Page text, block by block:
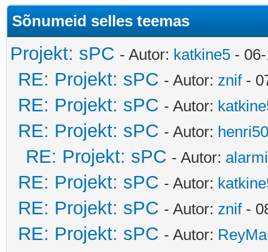
Sõnumeid selles teemas
Projekt: sPC - Autor: katkine5 -
RE: Projekt: sPC - Autor: znif-
RE: Projekt: sPC - Autor:
RE: Projekt: sPC - Autor:
RE: Projekt: sPC - Autor:
RE: Projekt: sPC - Autor:
RE: Projekt: sPC - Autor: znif-
RE: Projekt: sPC - Autor: